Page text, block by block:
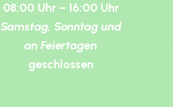
08:00 Uhr – 16:00 Uhr
Samstag, Sonntag und
an Feiertagen
geschlossen